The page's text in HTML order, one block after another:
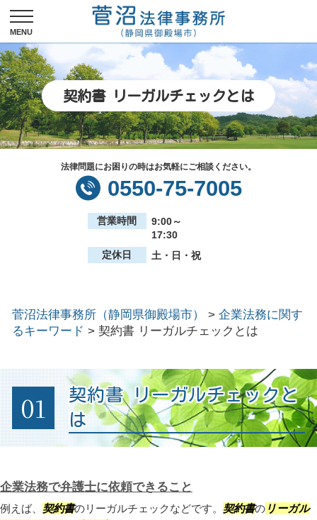
契約書 リーガルチェックとは
法律問題にお困りの時はお気軽にご相談ください。
0550-75-7005
営業時間
9:00～
17:30
定休日
土・日・祝
菅沼法律事務所（静岡県御殿場市） > 企業法務に関す
るキーワード > 契約書 リーガルチェックとは
01
契約書 リーガルチェックと
は
企業法務で弁護士に依頼できること
例えば、 契約書のリーガルチェックなどです。 契約書の リーガル